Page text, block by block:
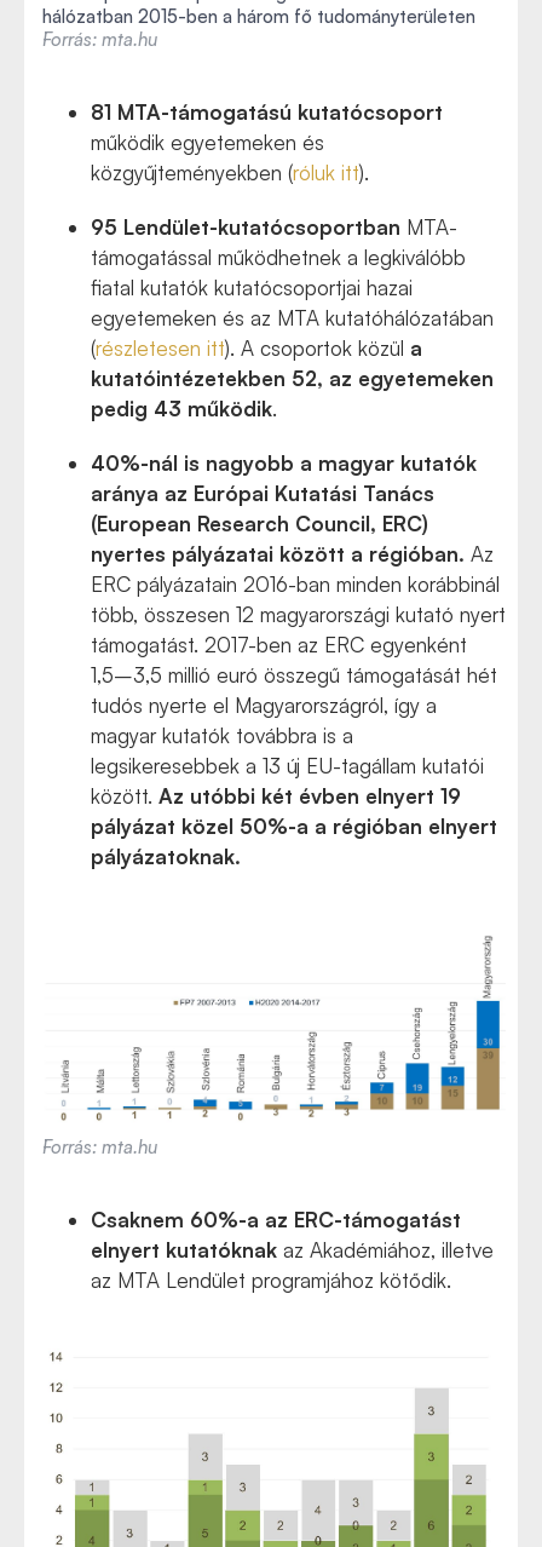
hálózatban 2015-ben a három fő tudományterületen
Forrás: mta.hu
81 MTA-támogatású kutatócsoport
működik egyetemeken és
közgyűjteményekben (róluk itt).
95 Lendület-kutatócsoportban MTA-
támogatással működhetnek a legkiválóbb
fiatal kutatók kutatócsoportjai hazai
egyetemeken és az MTA kutatóhálózatában
(részletesen itt). A csoportok közül a
kutatóintézetekben 52, az egyetemeken
pedig 43 működik.
40%-nál is nagyobb a magyar kutatók
aránya az Európai Kutatási Tanács
(European Research Council, ERC)
nyertes pályázatai között a régióban. Az
ERC pályázatain 2016-ban minden korábbinál
több, összesen 12 magyarországi kutató nyert
támogatást. 2017-ben az ERC egyenként
1,5–3,5 millió euró összegű támogatását hét
tudós nyerte el Magyarországról, így a
magyar kutatók továbbra is a
legsikeresebbek a 13 új EU-tagállam kutatói
között. Az utóbbi két évben elnyert 19
pályázat közel 50%-a a régióban elnyert
pályázatoknak.
Forrás: mta.hu
Csaknem 60%-a az ERC-támogatást
elnyert kutatóknak az Akadémiához, illetve
az MTA Lendület programjához kötődik.